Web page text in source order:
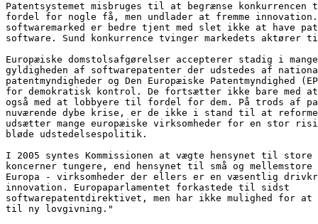
Patentsystemet misbruges til at begrænse konkurrencen
fordel for nogle få, men undlader at fremme
softwaremarked er bedre tjent med slet ikke at have
software. Sund konkurrence tvinger markedets aktører
Europæiske domstolsafgørelser accepterer stadig i
gyldigheden af softwarepatenter der udstedes af
patentmyndigheder og Den Europæiske Patentmyndighed
for demokratisk kontrol. De fortsætter ikke bare med at
også med at lobbyere til fordel for dem. På trods af
nuværende dybe krise, er de ikke i stand til at
udsætter mange europæiske virksomheder for en stor
bløde udstedelsespolitik.
I 2005 syntes Kommissionen at vægte hensynet til
koncerner tungere, end hensynet til små og mellemstore
Europa - virksomheder der ellers er en væsentlig
innovation. Europaparlamentet forkastede til sidst
softwarepatentdirektivet, men har ikke mulighed for
til ny lovgivning."